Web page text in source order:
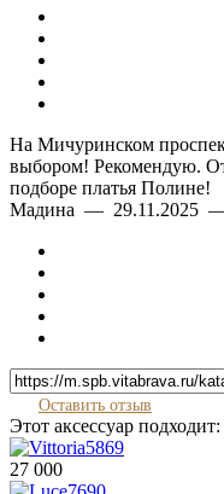
На Мичуринском
выбором! Рекомендую.
подборе платья Полине!
Мадина — 29.11.2025
Оставить отзыв
Этот аксессуар подходит:
27 000